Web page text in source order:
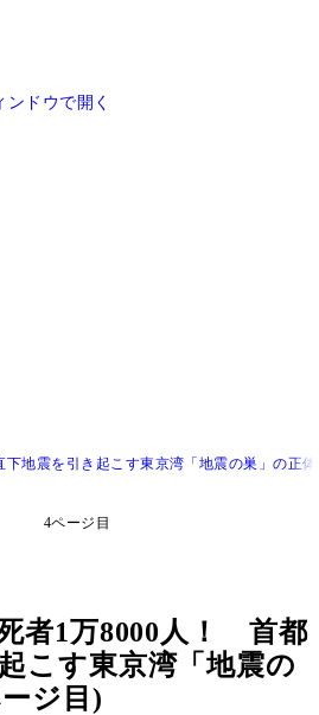
ンドウで開く
地震を引き起こす東京湾「地震の巣」の正体
4ページ目
死者1万8000人！ 首都
こす東京湾「地震の
ジ目)